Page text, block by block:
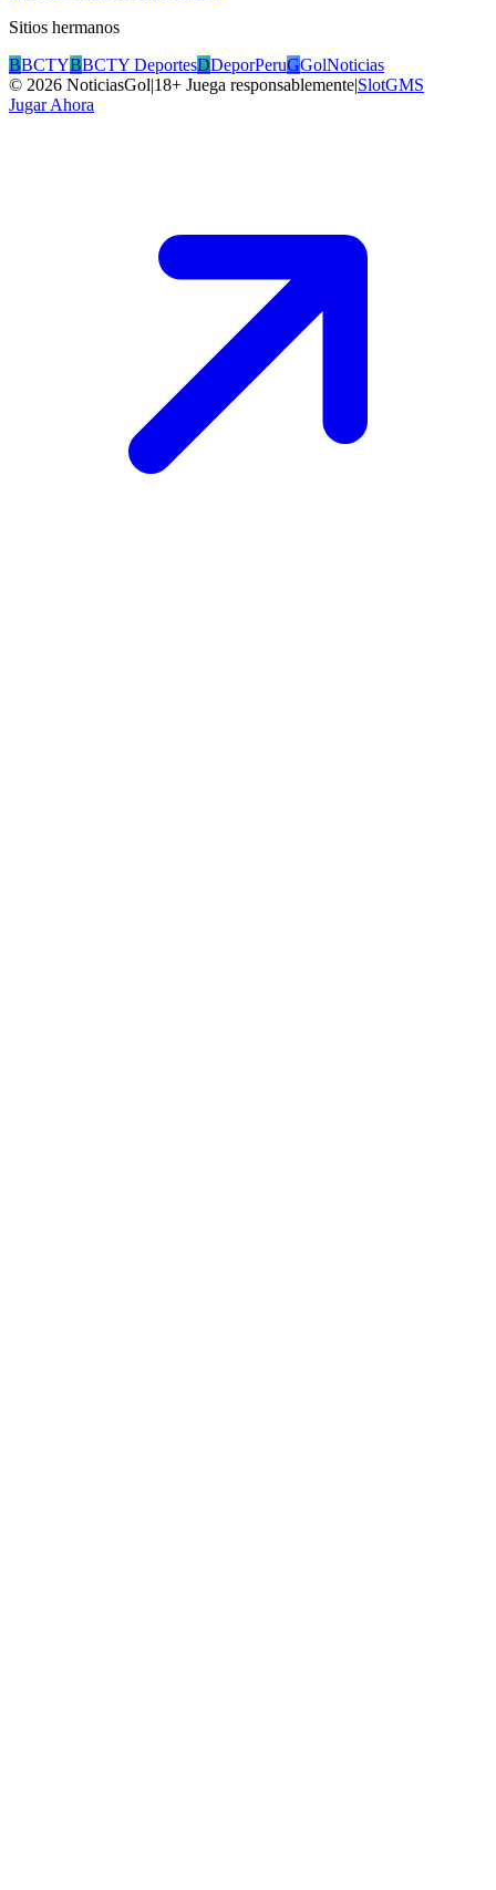
Sitios hermanos
BBCTYBBCTY DeportesDDeporPeruGGolNoticias
© 2026 NoticiasGol|18+ Juega responsablemente|SlotGMS
Jugar Ahora